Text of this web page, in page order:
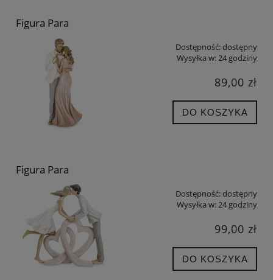
Figura Para
Dostępność:dostępny
Wysyłka w:24 godziny
89,00 zł
DO KOSZYKA
Figura Para
Dostępność:dostępny
Wysyłka w:24 godziny
99,00 zł
DO KOSZYKA